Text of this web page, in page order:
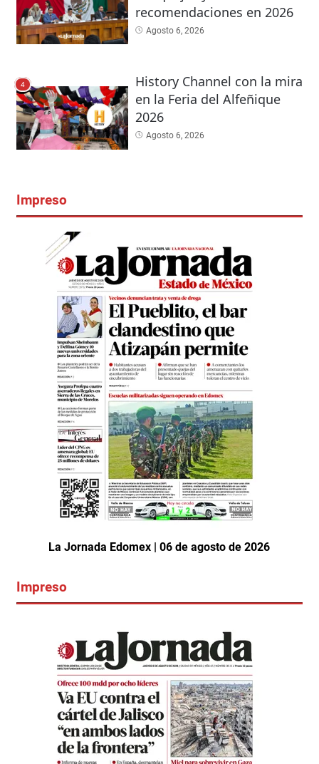
recomendaciones en 2026
Agosto 6, 2026
4
History Channel con la mira
en la Feria del Alfeñique
2026
Agosto 6, 2026
Impreso
La Jornada Edomex | 06 de agosto de 2026
Impreso